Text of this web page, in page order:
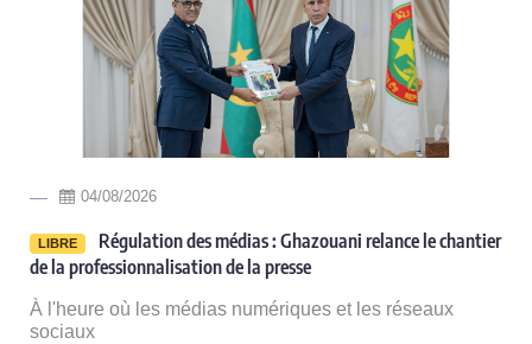
04/08/2026
LIBRE
Régulation des médias : Ghazouani relance le chantier
de la professionnalisation de la presse
À l'heure où les médias numériques et les réseaux
sociaux